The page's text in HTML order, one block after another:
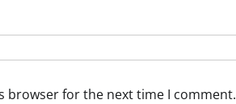
browser for the next time I comment.